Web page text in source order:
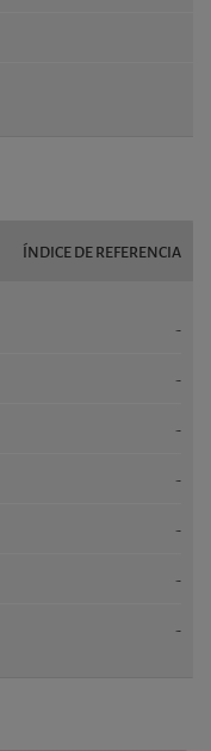
ÍNDICE DE REFERENCIA
-
-
-
-
-
-
-